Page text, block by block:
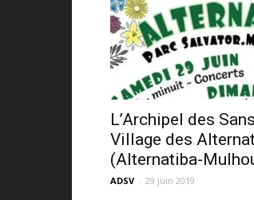
L’Archipel des
Village des
(Alternatiba-
ADSV - 29 juin 2019